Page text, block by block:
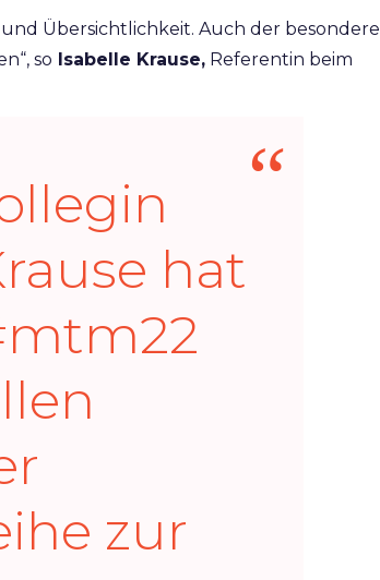
Übersichtlichkeit. Auch der besondere
so Isabelle Krause, Referentin beim
hat
zur